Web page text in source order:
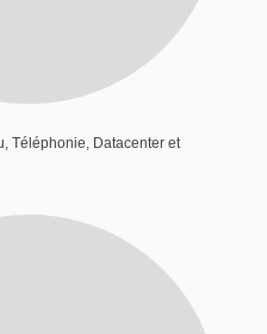
Téléphonie, Datacenter et